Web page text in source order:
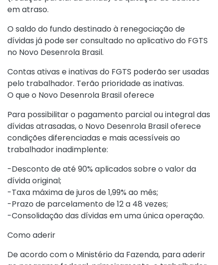
em atraso.
O saldo do fundo destinado à renegociação de
dívidas já pode ser consultado no aplicativo do FGTS
no Novo Desenrola Brasil.
Contas ativas e inativas do FGTS poderão ser usadas
pelo trabalhador. Terão prioridade as inativas.
O que o Novo Desenrola Brasil oferece
Para possibilitar o pagamento parcial ou integral das
dívidas atrasadas, o Novo Desenrola Brasil oferece
condições diferenciadas e mais acessíveis ao
trabalhador inadimplente:
-Desconto de até 90% aplicados sobre o valor da
dívida original;
-Taxa máxima de juros de 1,99% ao mês;
-Prazo de parcelamento de 12 a 48 vezes;
-Consolidação das dívidas em uma única operação.
Como aderir
De acordo com o Ministério da Fazenda, para aderir